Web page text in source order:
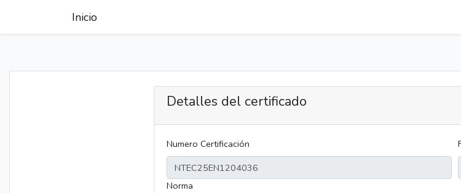
Inicio
Detalles del certificado
Numero Certificación
Norma